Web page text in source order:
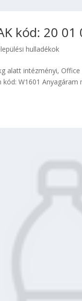
kód: 20 01
hulladékok
alatt intézményi,
W1601